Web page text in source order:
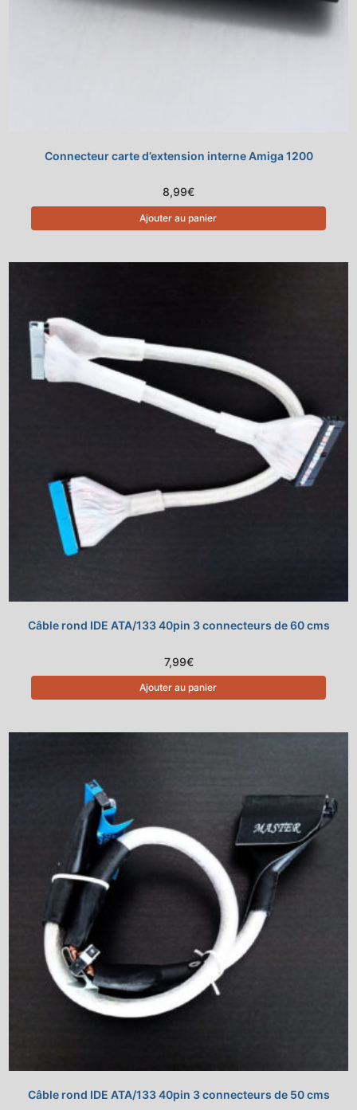
Connecteur carte d’extension interne Amiga 1200
8,99€
Ajouter au panier
Câble rond IDE ATA/133 40pin 3 connecteurs de 60 cms
7,99€
Ajouter au panier
Câble rond IDE ATA/133 40pin 3 connecteurs de 50 cms